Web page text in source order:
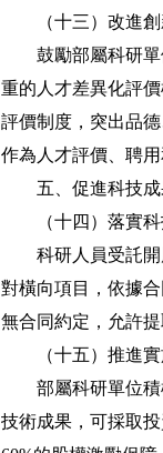
（十三）改進創
鼓勵部屬科研單位
重的人才差異化評
評價制度，突出品
作為人才評價、聘用
五、促進科技成
（十四）落實科
科研人員受託開展
對橫向項目，依據
無合同約定，允許
（十五）推進實
部屬科研單位積極
技術成果，可採取